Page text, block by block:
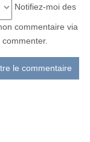
Notifiez-moi des
commentaire via